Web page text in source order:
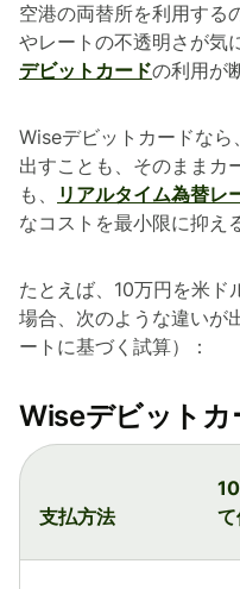
空港の両替所を利用する
やレートの不透明さが気
デビットカードの利用が
Wiseデビットカードなら
出すことも、そのままカ
も、
リアルタイム為替レ
なコストを最小限に抑え
たとえば、10万円を米ド
場合、次のような違いが
ートに基づく試算）：
Wiseデビットカ
支払方法